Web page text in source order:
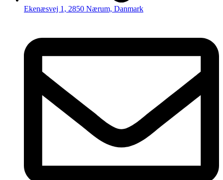
Ekenæsvej 1, 2850 Nærum, Danmark